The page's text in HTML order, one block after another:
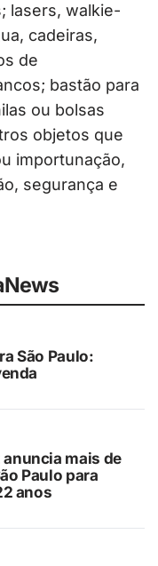
lasers, walkie-
cadeiras,
de
bastão para
ou bolsas
objetos que
importunação,
segurança e
São Paulo:
mais de
Paulo para
anos